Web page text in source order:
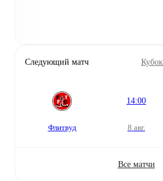
Следующий матч
Флитвуд
14:00
8 авг.
Все матчи